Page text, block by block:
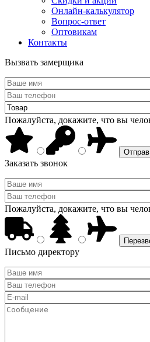
Онлайн-калькулятор
Вопрос-ответ
Оптовикам
Контакты
Вызвать замерщика
Пожалуйста, докажите, что вы
Заказать звонок
Пожалуйста, докажите, что вы
Письмо директору